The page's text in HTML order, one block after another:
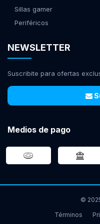
Sillas gamer
Periféricos
NEWSLETTER
Suscribite para ofertas
Medios de pago
©
Términos